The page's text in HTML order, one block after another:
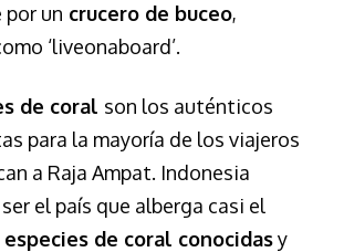
por un crucero de buceo,
‘liveonaboard’.
de coral son los auténticos
para la mayoría de los viajeros
a Raja Ampat. Indonesia
el país que alberga casi el
de coral conocidasy